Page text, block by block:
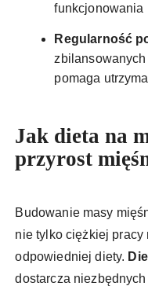
funkcjonowania
Regularność
zbilansowanych
pomaga
Jak dieta na
przyrost
Budowanie masy
nie tylko ciężkiej pracy
odpowiedniej diety.
dostarcza